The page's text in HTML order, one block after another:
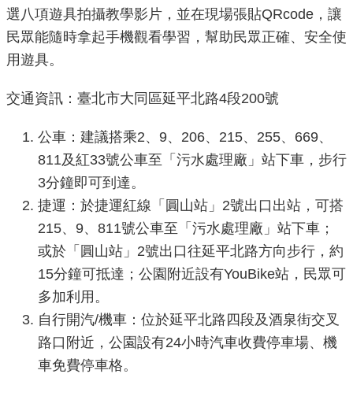
廉
政
園
民
回
選八項遊具拍攝教學影片，並在現場張貼QRcode，讓
民眾能隨時拿起手機觀看學習，幫助民眾正確、安全使
用遊具。
交通資訊：臺北市大同區延平北路4段200號
公車：建議搭乘2、9、206、215、255、669、
811及紅33號公車至「污水處理廠」站下車，步行
3分鐘即可到達。
捷運：於捷運紅線「圓山站」2號出口出站，可搭
215、9、811號公車至「污水處理廠」站下車；
或於「圓山站」2號出口往延平北路方向步行，約
15分鐘可抵達；公園附近設有YouBike站，民眾可
多加利用。
自行開汽/機車：位於延平北路四段及酒泉街交叉
路口附近，公園設有24小時汽車收費停車場、機
車免費停車格。